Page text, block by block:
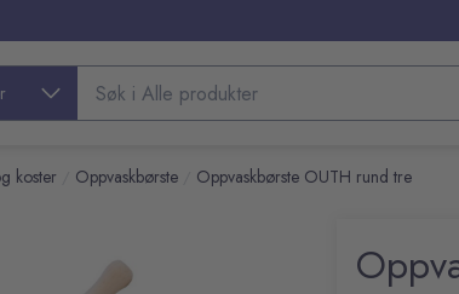
Søk etter produkter
koster Oppvaskbørste Oppvaskbørste OUTH rund tre